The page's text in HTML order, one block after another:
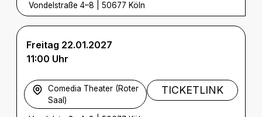
Vondelstraße 4–8 50677 Köln
Freitag 22.01.2027
11:00 Uhr
Comedia Theater (Roter
Saal)
TICKETLINK